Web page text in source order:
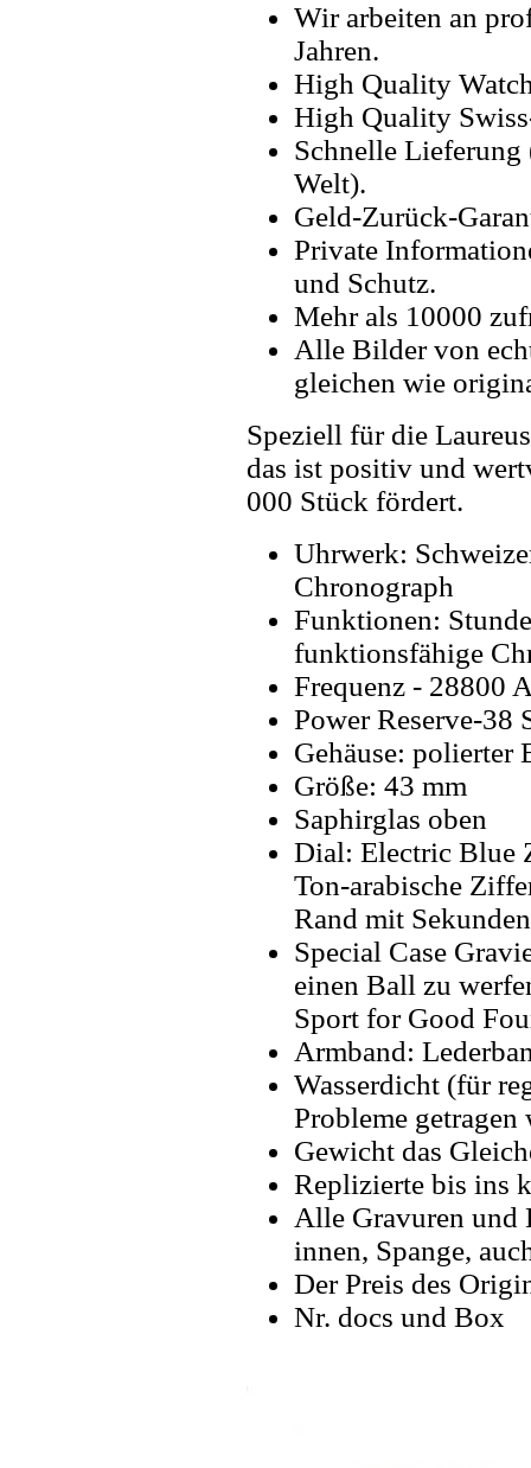
Wir arbeiten an
Jahren.
High Quality
High Quality
Schnelle Lieferung
Welt).
Geld-Zurück-
Private
und Schutz.
Mehr als 10000
Alle Bilder von
gleichen wie
Speziell für die
das ist positiv und
000 Stück fördert.
Uhrwerk:
Chronograph
Funktionen:
funktionsfähige
Frequenz - 28800
Power Reserve-38
Gehäuse: polierter
Größe: 43 mm
Saphirglas oben
Dial: Electric Blue
Ton-arabische
Rand mit
Special Case
einen Ball zu
Sport for Good
Armband:
Wasserdicht (für
Probleme getragen
Gewicht das
Replizierte bis ins
Alle Gravuren und
innen, Spange,
Der Preis des
Nr. docs und Box